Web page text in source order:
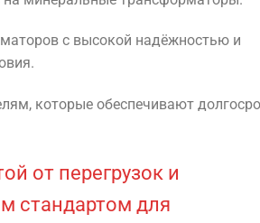
с высокой надёжностью и
которые обеспечивают
от перегрузок и
стандартом для